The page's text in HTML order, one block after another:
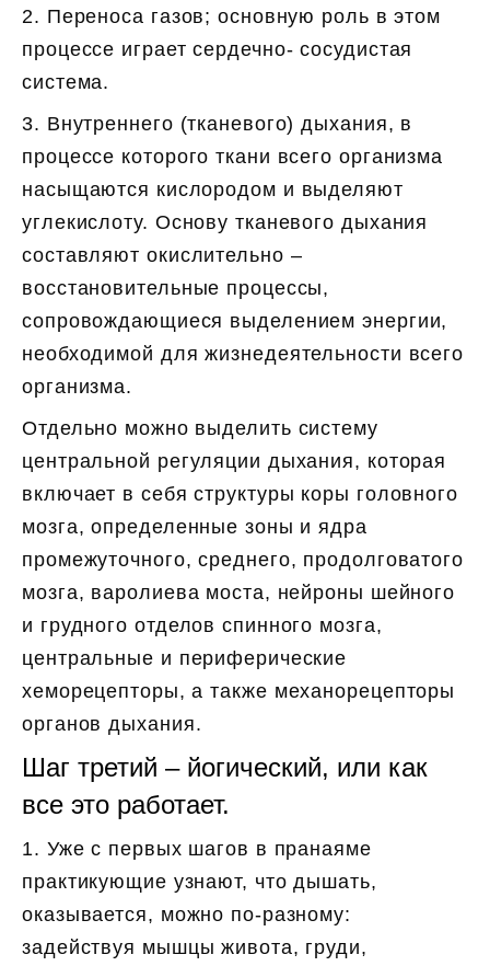
2. Переноса газов; основную роль в этом
процессе играет сердечно- сосудистая
система.
3. Внутреннего (тканевого) дыхания, в
процессе которого ткани всего организма
насыщаются кислородом и выделяют
углекислоту. Основу тканевого дыхания
составляют окислительно –
восстановительные процессы,
сопровождающиеся выделением энергии,
необходимой для жизнедеятельности всего
организма.
Отдельно можно выделить систему
центральной регуляции дыхания, которая
включает в себя структуры коры головного
мозга, определенные зоны и ядра
промежуточного, среднего, продолговатого
мозга, варолиева моста, нейроны шейного
и грудного отделов спинного мозга,
центральные и периферические
хеморецепторы, а также механорецепторы
органов дыхания.
Шаг третий – йогический, или как
все это работает.
1. Уже с первых шагов в пранаяме
практикующие узнают, что дышать,
оказывается, можно по-разному:
задействуя мышцы живота, груди,